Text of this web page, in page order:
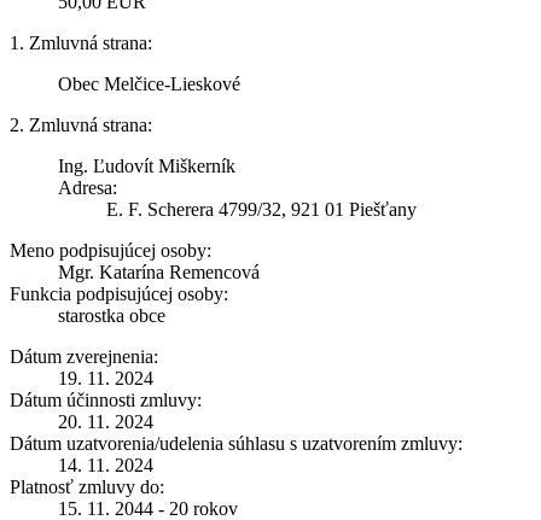
1. Zmluvná strana:
Obec Melčice-Lieskové
2. Zmluvná strana:
Ing. Ľudovít Miškerník
Adresa:
E. F. Scherera 4799/32, 921 01 Piešťany
Meno podpisujúcej osoby:
Mgr. Katarína Remencová
Funkcia podpisujúcej osoby:
starostka obce
Dátum zverejnenia:
19. 11. 2024
Dátum účinnosti zmluvy:
20. 11. 2024
Dátum uzatvorenia/udelenia súhlasu s uzatvorením zmluvy:
14. 11. 2024
Platnosť zmluvy do:
15. 11. 2044 - 20 rokov